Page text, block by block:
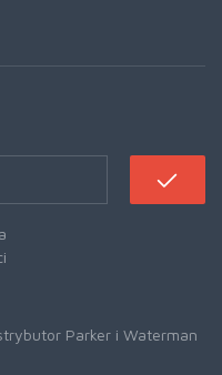
Parker i Waterman